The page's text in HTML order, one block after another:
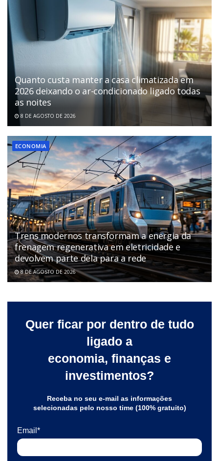
Quanto custa manter a casa climatizada em
2026 deixando o ar-condicionado ligado todas
as noites
8 DE AGOSTO DE 2026
ECONOMIA
Trens modernos transformam a energia da
frenagem regenerativa em eletricidade e
devolvem parte dela para a rede
8 DE AGOSTO DE 2026
Quer ficar por dentro de tudo
ligado a
economia, finanças e
investimentos?
Receba no seu e-mail as informações
selecionadas pelo nosso time (100% gratuito)
Email*